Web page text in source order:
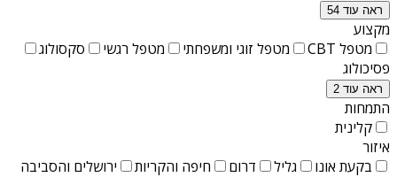
ראה עוד 54
מקצוע
מטפל CBT
מטפל זוגי ומשפחתי מטפל רגשי
סקסולוג
פסיכולוג
ראה עוד 2
התמחות
קלינית
איזור
בקעת אונו
גליל דרום חיפה והקריות ירושלים והסביבה